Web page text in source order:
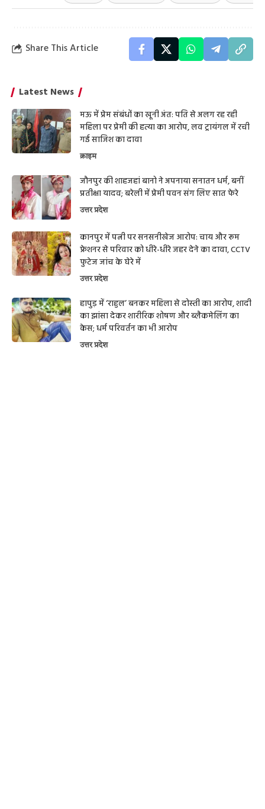
Share This Article
Latest News
मऊ में प्रेम संबंधों का खूनी अंत: पति से अलग रह रही
महिला पर प्रेमी की हत्या का आरोप, लव ट्रायंगल में रची
गई साजिश का दावा
क्राइम
जौनपुर की शाहजहां बानो ने अपनाया सनातन धर्म, बनीं
प्रतीक्षा यादव; बरेली में प्रेमी पवन संग लिए सात फेरे
उत्तर प्रदेश
कानपुर में पत्नी पर सनसनीखेज आरोप: चाय और रूम
फ्रेशनर से परिवार को धीरे-धीरे जहर देने का दावा, CCTV
फुटेज जांच के घेरे में
उत्तर प्रदेश
हापुड़ में ‘राहुल’ बनकर महिला से दोस्ती का आरोप, शादी
का झांसा देकर शारीरिक शोषण और ब्लैकमेलिंग का
केस; धर्म परिवर्तन का भी आरोप
उत्तर प्रदेश